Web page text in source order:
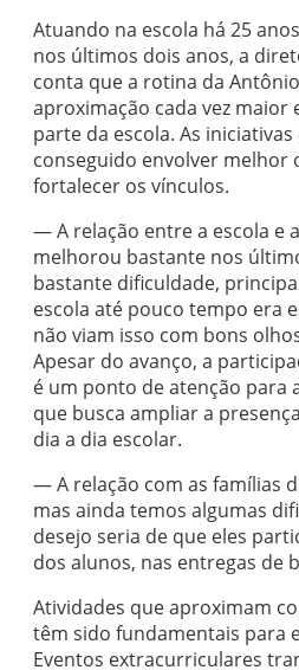
Atuando na escola há 25
nos últimos dois anos, a
conta que a rotina da
aproximação cada vez maior
parte da escola. As
conseguido envolver melhor
fortalecer os vínculos.
— A relação entre a escola e
melhorou bastante nos
bastante dificuldade,
escola até pouco tempo era
não viam isso com bons
Apesar do avanço, a
é um ponto de atenção para
que busca ampliar a
dia a dia escolar.
— A relação com as famílias
mas ainda temos algumas
desejo seria de que eles
dos alunos, nas entregas de
Atividades que aproximam
têm sido fundamentais para
Eventos extracurriculares